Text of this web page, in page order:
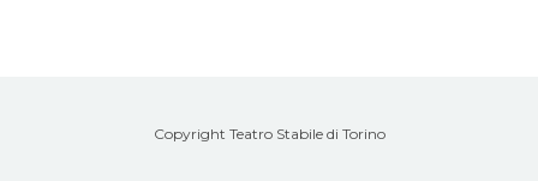
Copyright Teatro Stabile di Torino